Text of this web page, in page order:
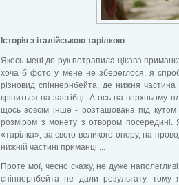
Історія з італійською тарілкою
Якось мені до рук потрапила цікава приманка
хоча б фото у мене не збереглося, я
різновид спіннернбейта, де нижня частина
кріпиться на застібці. А ось на верхньому
щось зовсім інше - розташована під кутом
розміром з монету з отвором посередині.
«тарілка», за свого великого опору, на
нижній частині приманці ...
Проте мої, чесно скажу, не дуже
спіннернбейта не дали результату,